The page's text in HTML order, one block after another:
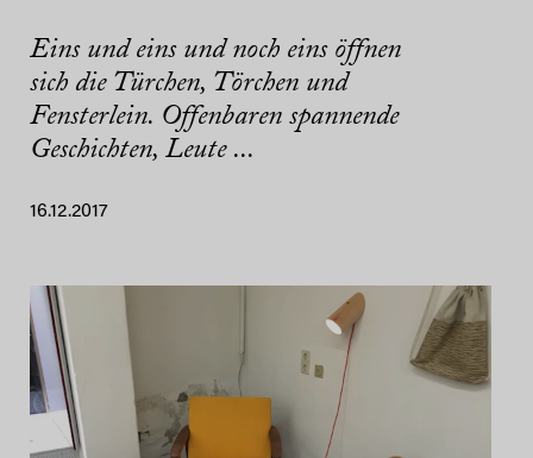
Eins und eins und noch eins öffnen
sich die Türchen, Törchen und
Fensterlein. Offenbaren spannende
Geschichten, Leute ...
16.12.2017